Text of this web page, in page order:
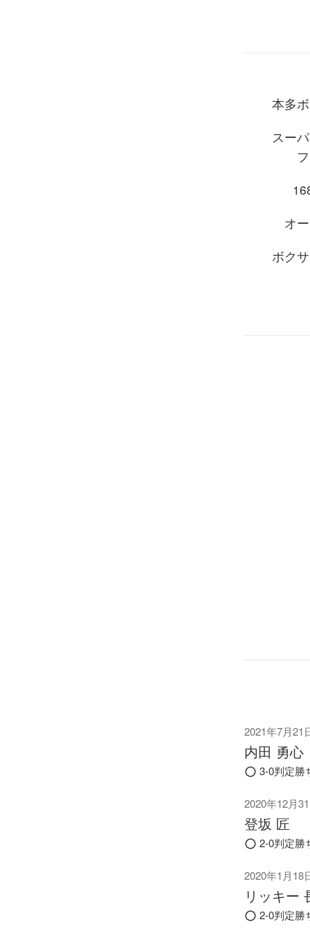
本多
スー
オ
ボク
2021年7月21
内田 勇心
3-0判定勝
2020年12月
登坂 匠
2-0判定勝
2020年1月18
リッキー
2-0判定勝